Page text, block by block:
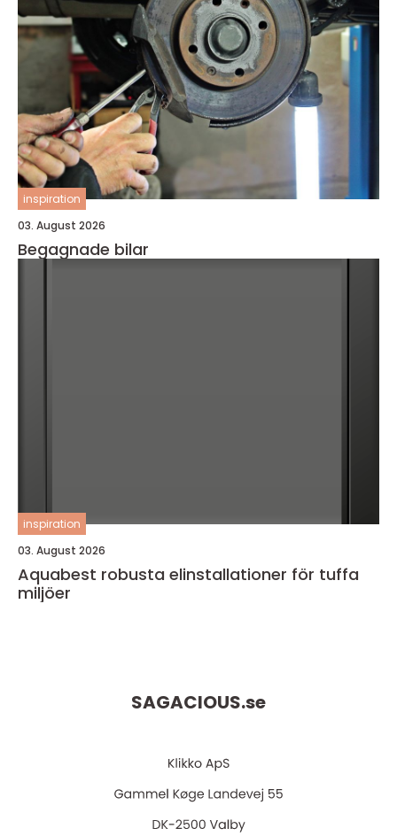
inspiration
03. August 2026
Begagnade bilar
inspiration
03. August 2026
Aquabest robusta elinstallationer för tuffa
miljöer
SAGACIOUS.se